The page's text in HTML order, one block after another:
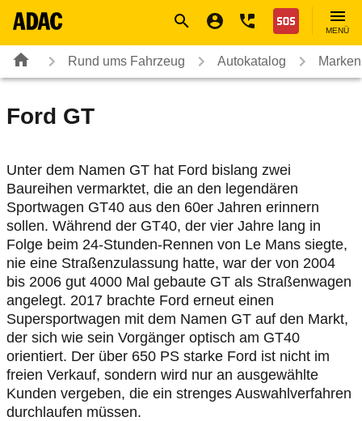
Nothilfe
MENÜ
Rund ums Fahrzeug Autokatalog
Ford GT
Unter dem Namen GT hat Ford bislang zwei
Baureihen vermarktet, die an den legendären
Sportwagen GT40 aus den 60er Jahren erinnern
sollen. Während der GT40, der vier Jahre lang in
Folge beim 24-Stunden-Rennen von Le Mans siegte,
nie eine Straßenzulassung hatte, war der von 2004
bis 2006 gut 4000 Mal gebaute GT als Straßenwagen
angelegt. 2017 brachte Ford erneut einen
Supersportwagen mit dem Namen GT auf den Markt,
der sich wie sein Vorgänger optisch am GT40
orientiert. Der über 650 PS starke Ford ist nicht im
freien Verkauf, sondern wird nur an ausgewählte
Kunden vergeben, die ein strenges Auswahlverfahren
durchlaufen müssen.